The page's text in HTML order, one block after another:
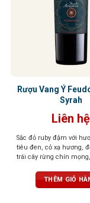
Rượu Vang Ý
Syrah
Liên hệ
Sắc đỏ ruby đậm với
tiêu đen, cỏ xạ hương,
trái cây rừng chín
Tannin mềm mượt, tròn
đối, tạo nên một tổng
THÊM GIỎ